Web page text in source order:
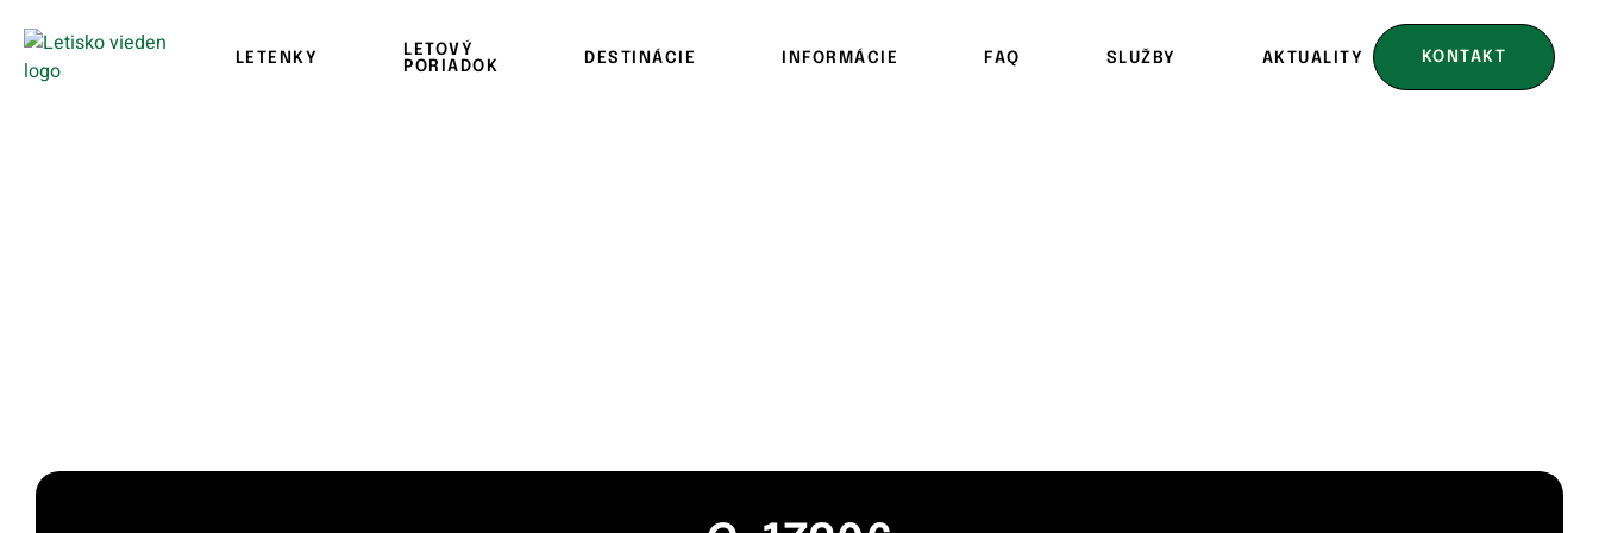
LETENKY
LETOVÝ
PORIADOK
DESTINÁCIE INFORMÁCIE FAQ SLUŽBY AKTUALITY KONTAKT